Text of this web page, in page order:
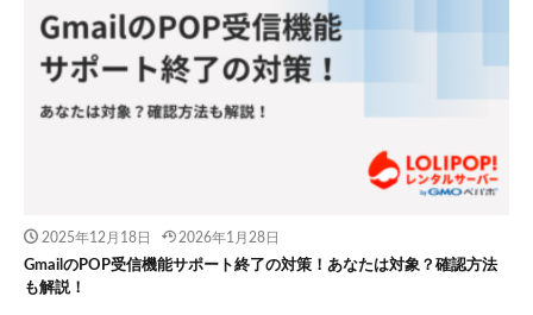
2025年12月18日 2026年1月28日
GmailのPOP受信機能サポート終了の対策！あなたは対象？確認方法
も解説！